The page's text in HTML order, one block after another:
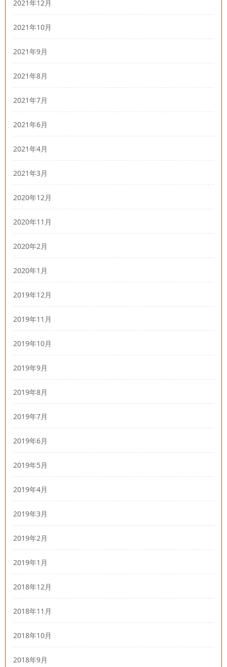
2021年12月
2021年10月
2021年9月
2021年8月
2021年7月
2021年6月
2021年4月
2021年3月
2020年12月
2020年11月
2020年2月
2020年1月
2019年12月
2019年11月
2019年10月
2019年9月
2019年8月
2019年7月
2019年6月
2019年5月
2019年4月
2019年3月
2019年2月
2019年1月
2018年12月
2018年11月
2018年10月
2018年9月